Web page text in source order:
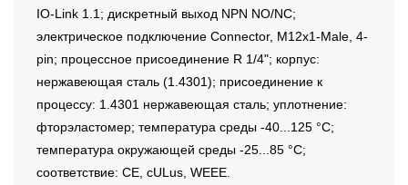
IO-Link 1.1; дискретный выход NPN NO/NC;
электрическое подключение Connector, M12x1-Male, 4-
pin; процессное присоединение R 1/4"; корпус:
нержавеющая сталь (1.4301); присоединение к
процессу: 1.4301 нержавеющая сталь; уплотнение:
фторэластомер; температура среды -40...125 °C;
температура окружающей среды -25...85 °C;
соответствие: CE, cULus, WEEE.